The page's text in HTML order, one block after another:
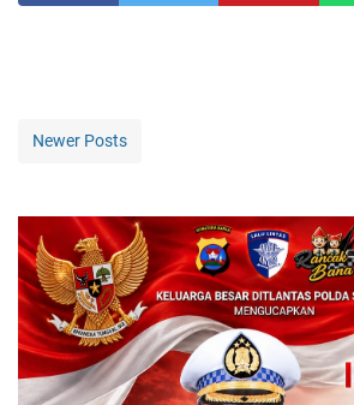
Newer Posts